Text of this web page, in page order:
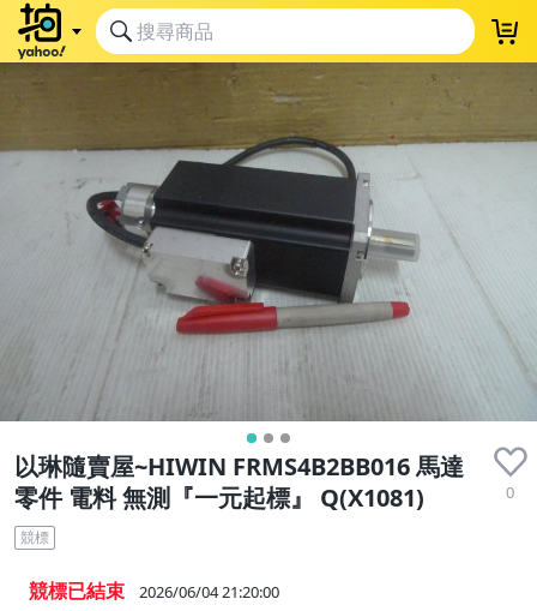
以琳隨賣屋~HIWIN FRMS4B2BB016 馬達
零件 電料 無測『一元起標』 Q(X1081)
0
競標
競標已結束 2026/06/04 21:20:00